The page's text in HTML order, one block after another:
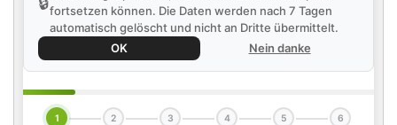
fortsetzen können. Die Daten werden nach 7 Tagen
automatisch gelöscht und nicht an Dritte übermittelt.
OK
Nein danke
1 2 3 4 5 6